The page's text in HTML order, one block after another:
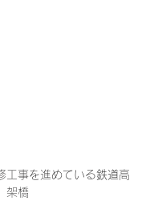
工事を進めている鉄道高
架橋